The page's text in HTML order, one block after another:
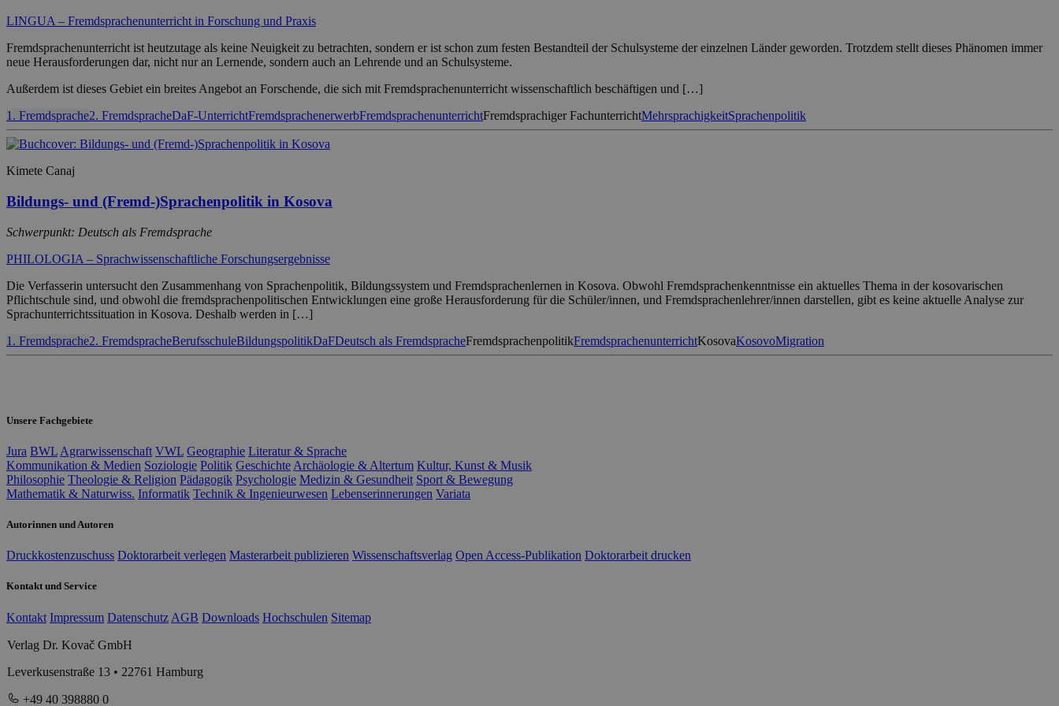
LINGUA – Fremdsprachenunterricht in Forschung und Praxis
Fremdsprachenunterricht ist heutzutage als keine Neuigkeit zu betrachten, sondern er ist schon zum festen Bestandteil der Schulsysteme der einzelnen Länder geworden. Trotzdem stellt dieses Phänomen immer
neue Herausforderungen dar, nicht nur an Lernende, sondern auch an Lehrende und an Schulsysteme.
Außerdem ist dieses Gebiet ein breites Angebot an Forschende, die sich mit Fremdsprachenunterricht wissenschaftlich beschäftigen und […]
1. Fremdsprache2. FremdspracheDaF-UnterrichtFremdsprachenerwerbFremdsprachenunterrichtFremdsprachiger FachunterrichtMehrsprachigkeitSprachenpolitik
Kimete Canaj
Bildungs- und (Fremd-)Sprachenpolitik in Kosova
Schwerpunkt: Deutsch als Fremdsprache
PHILOLOGIA – Sprachwissenschaftliche Forschungsergebnisse
Die Verfasserin untersucht den Zusammenhang von Sprachenpolitik, Bildungssystem und Fremdsprachenlernen in Kosova. Obwohl Fremdsprachenkenntnisse ein aktuelles Thema in der kosovarischen
Pflichtschule sind, und obwohl die fremdsprachenpolitischen Entwicklungen eine große Herausforderung für die Schüler/innen, und Fremdsprachenlehrer/innen darstellen, gibt es keine aktuelle Analyse zur
Sprachunterrichtssituation in Kosova. Deshalb werden in […]
1. Fremdsprache2. FremdspracheBerufsschuleBildungspolitikDaFDeutsch als FremdspracheFremdsprachenpolitikFremdsprachenunterrichtKosovaKosovoMigration
Unsere Fachgebiete
Jura BWL Agrarwissenschaft VWL Geographie Literatur & Sprache
Kommunikation & Medien Soziologie Politik Geschichte Archäologie & Altertum Kultur, Kunst & Musik
Philosophie Theologie & Religion Pädagogik Psychologie Medizin & Gesundheit Sport & Bewegung
Mathematik & Naturwiss. Informatik Technik & Ingenieurwesen Lebenserinnerungen Variata
Autorinnen und Autoren
Druckkostenzuschuss Doktorarbeit verlegen Masterarbeit publizieren Wissenschaftsverlag Open Access-Publikation Doktorarbeit drucken
Kontakt und Service
Kontakt Impressum Datenschutz AGB Downloads Hochschulen Sitemap
Verlag Dr. Kovač GmbH
Leverkusenstraße 13 • 22761 Hamburg
+49 40 398880 0